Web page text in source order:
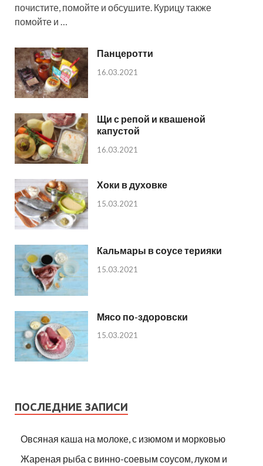
почистите, помойте и обсушите. Курицу также
помойте и …
Панцеротти
16.03.2021
Щи с репой и квашеной
капустой
16.03.2021
Хоки в духовке
15.03.2021
Кальмары в соусе терияки
15.03.2021
Мясо по-здоровски
15.03.2021
ПОСЛЕДНИЕ ЗАПИСИ
Овсяная каша на молоке, с изюмом и морковью
Жареная рыба с винно-соевым соусом, луком и